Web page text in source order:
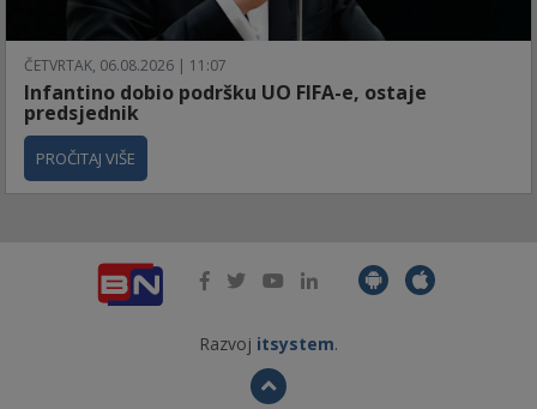
ČETVRTAK, 06.08.2026 | 11:07
Infantino dobio podršku UO FIFA-e, ostaje
predsjednik
PROČITAJ VIŠE
Razvoj itsystem.